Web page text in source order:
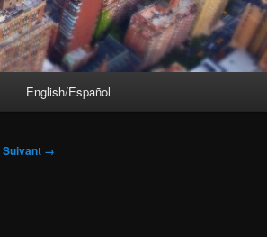
English/Español
Suivant →